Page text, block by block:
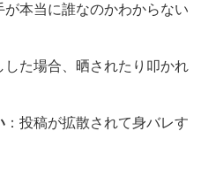
が本当に誰なのかわからない
した場合、晒されたり叩かれ
：投稿が拡散されて身バレす